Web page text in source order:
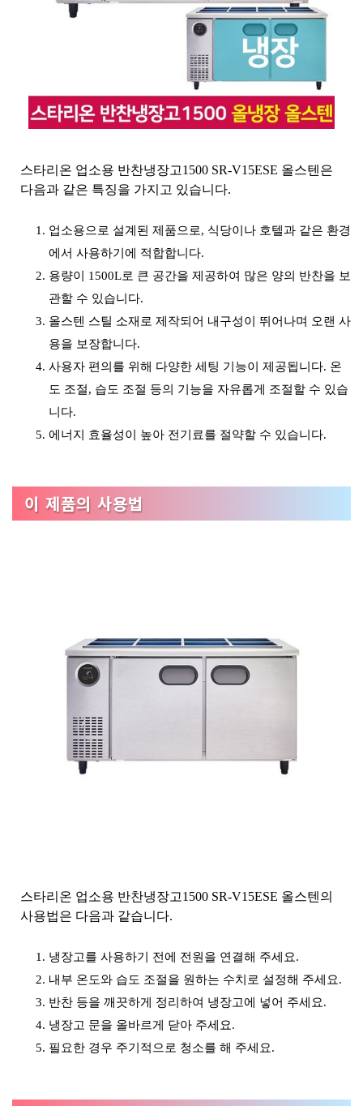
스타리온 업소용 반찬냉장고1500 SR-V15ESE 올스텐은
다음과 같은 특징을 가지고 있습니다.
업소용으로 설계된 제품으로, 식당이나 호텔과 같은 환경
에서 사용하기에 적합합니다.
용량이 1500L로 큰 공간을 제공하여 많은 양의 반찬을 보
관할 수 있습니다.
올스텐 스틸 소재로 제작되어 내구성이 뛰어나며 오랜 사
용을 보장합니다.
사용자 편의를 위해 다양한 세팅 기능이 제공됩니다. 온
도 조절, 습도 조절 등의 기능을 자유롭게 조절할 수 있습
니다.
에너지 효율성이 높아 전기료를 절약할 수 있습니다.
이 제품의 사용법
스타리온 업소용 반찬냉장고1500 SR-V15ESE 올스텐의
사용법은 다음과 같습니다.
냉장고를 사용하기 전에 전원을 연결해 주세요.
내부 온도와 습도 조절을 원하는 수치로 설정해 주세요.
반찬 등을 깨끗하게 정리하여 냉장고에 넣어 주세요.
냉장고 문을 올바르게 닫아 주세요.
필요한 경우 주기적으로 청소를 해 주세요.